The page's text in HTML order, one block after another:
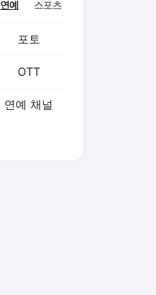
연예 스포츠
포토
OTT
연예 채널